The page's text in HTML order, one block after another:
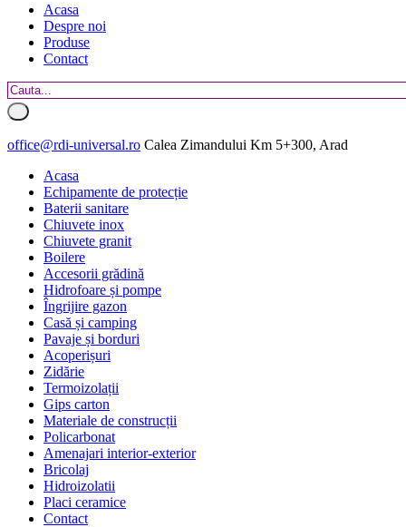
Acasa
Despre noi
Produse
Contact
office@rdi-universal.ro Calea Zimandului Km 5+300, Arad
Acasa
Echipamente de protecție
Baterii sanitare
Chiuvete inox
Chiuvete granit
Boilere
Accesorii grădină
Hidrofoare și pompe
Îngrijire gazon
Casă și camping
Pavaje și borduri
Acoperișuri
Zidărie
Termoizolații
Gips carton
Materiale de construcții
Policarbonat
Amenajari interior-exterior
Bricolaj
Hidroizolatii
Placi ceramice
Contact